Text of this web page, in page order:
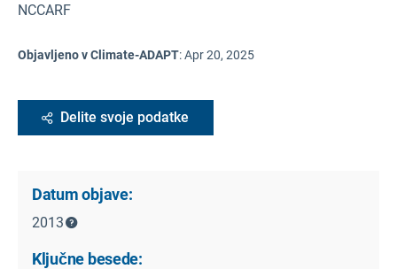
NCCARF
Objavljeno v Climate-ADAPT:Apr 20, 2025
Delite svoje podatke
Datum objave:
2013
Ključne besede: